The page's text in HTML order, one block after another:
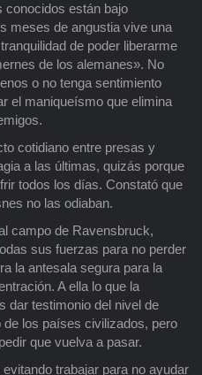
conocidos están bajo
meses de angustia vive una
de poder liberarme
de los alemanes». No
o no tenga sentimiento
el maniqueísmo que elimina
cotidiano entre presas y
a las últimas, quizás porque
todos los días. Constató que
no las odiaban.
campo de Ravensbruck,
sus fuerzas para no perder
la antesala segura para la
A ella lo que la
dar testimonio del nivel de
los países civilizados, pero
que vuelva a pasar.
trabajar para no ayudar